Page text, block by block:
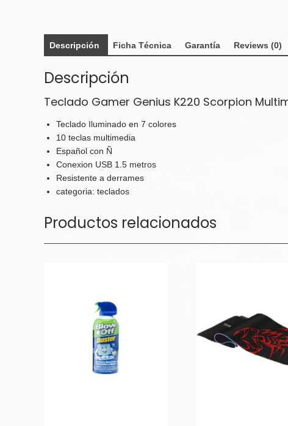
Descripción Ficha Técnica Garantía Reviews (0)
Descripción
Teclado Gamer Genius K220 Scorpion
Teclado Iluminado en 7 colores
10 teclas multimedia
Español con Ñ
Conexion USB 1.5 metros
Resistente a derrames
categoria: teclados
Productos relacionados